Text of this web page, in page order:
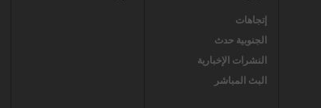
إتجاهات
الجنوبية حدث
النشرات الإخبارية
البث المباشر